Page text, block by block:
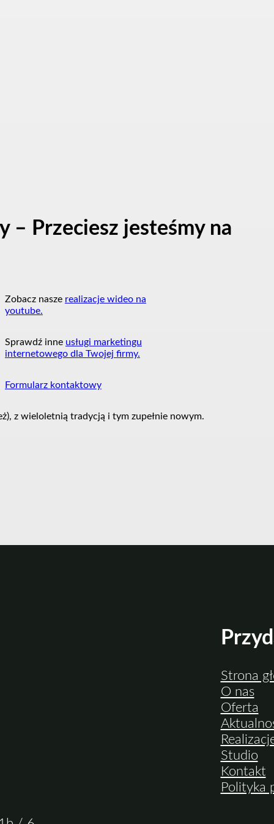
– Przeciesz jesteśmy na
Zobacz nasze realizacje wideo na
youtube.
Sprawdź inne usługi marketingu
internetowego dla Twojej firmy.
Formularz kontaktowy
z wieloletnią tradycją i tym zupełnie nowym.
Strona
O nas
Oferta
Studio
Kontakt
Polityka